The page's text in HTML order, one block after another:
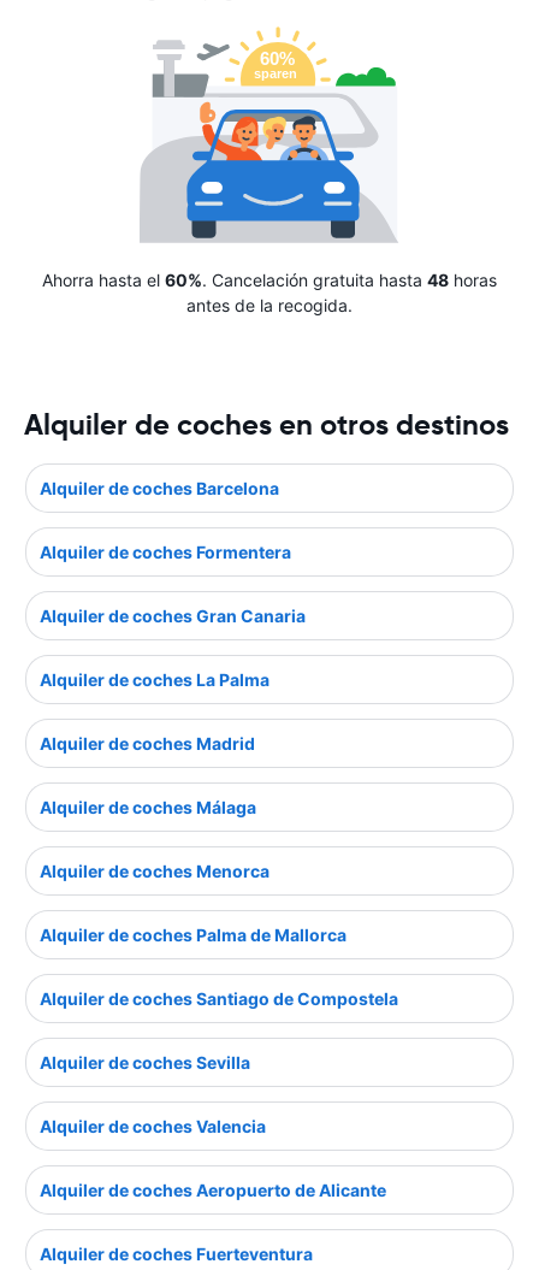
Ahorra hasta el 60%. Cancelación gratuita hasta 48 horas
antes de la recogida.
Alquiler de coches en otros destinos
Alquiler de coches Barcelona
Alquiler de coches Formentera
Alquiler de coches Gran Canaria
Alquiler de coches La Palma
Alquiler de coches Madrid
Alquiler de coches Málaga
Alquiler de coches Menorca
Alquiler de coches Palma de Mallorca
Alquiler de coches Santiago de Compostela
Alquiler de coches Sevilla
Alquiler de coches Valencia
Alquiler de coches Aeropuerto de Alicante
Alquiler de coches Fuerteventura